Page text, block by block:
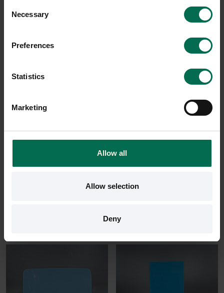
Selection
Necessary
Preferences
Statistics
Marketing
Allow all
Allow selection
Deny
Lintex Lintex
Bordsskärm Edge 1200mm
Hyr från